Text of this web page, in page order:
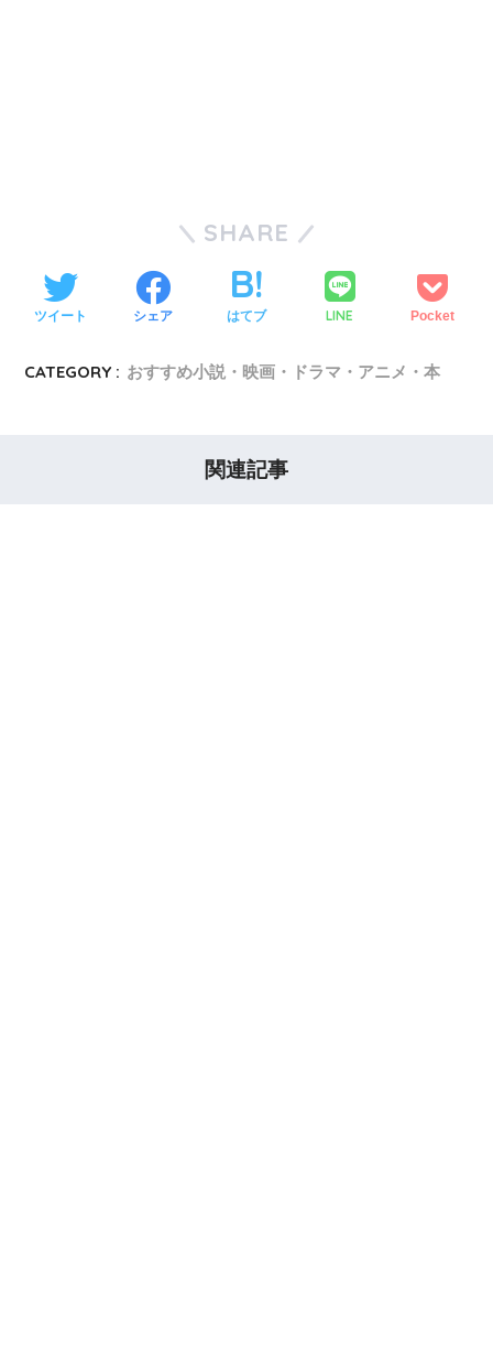
SHARE
ツイート シェア はてブ LINE Pocket
CATEGORY : おすすめ小説・映画・ドラマ・アニメ・本
関連記事